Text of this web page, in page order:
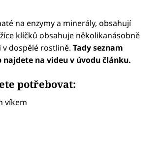
na enzymy a minerály, obsahují
klíčků obsahuje několikanásobně
v dospělé rostlině. Tady seznam
na videu v úvodu článku.
potřebovat:
víkem